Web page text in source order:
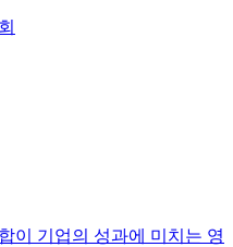
이 기업의 성과에 미치는 영